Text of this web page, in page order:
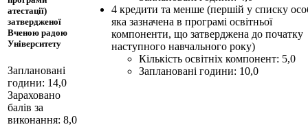
атестації)
затвердженої
Вченою радою
Університету
Заплановані
години: 14,0
Зараховано
балів за
виконання: 8,0
4 кредити та менше (першій у списку
яка зазначена в програмі освітньої
компоненти, що затверджена до початку
наступного навчального року)
Кількість освітніх компонент: 5,0
Заплановані години: 10,0